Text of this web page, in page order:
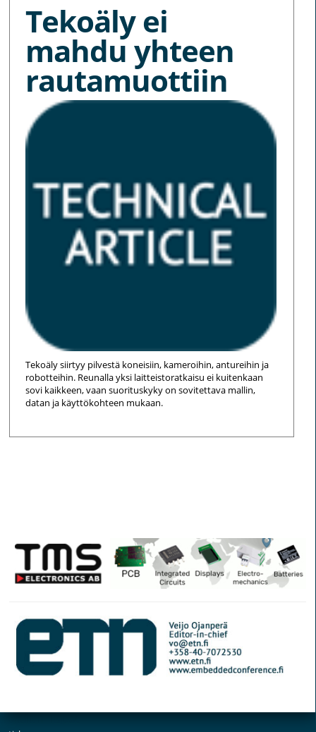
Tekoäly ei
mahdu yhteen
rautamuottiin
Tekoäly siirtyy pilvestä koneisiin, kameroihin, antureihin ja
robotteihin. Reunalla yksi laitteistoratkaisu ei kuitenkaan
sovi kaikkeen, vaan suorituskyky on sovitettava mallin,
datan ja käyttökohteen mukaan.